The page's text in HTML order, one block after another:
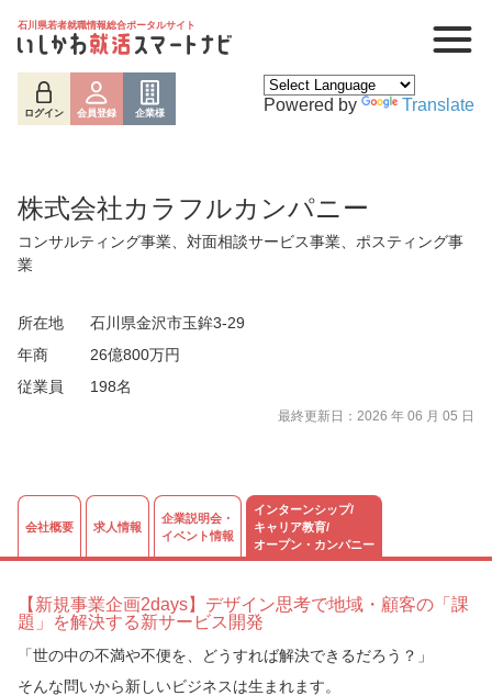
石川県若者就職情報総合ポータルサイト
ログイン 会員登録 企業様 Powered by Translate
株式会社カラフルカンパニー
コンサルティング事業、対面相談サービス事業、ポスティング事
業
所在地
石川県金沢市玉鉾3-29
年商
26億800万円
従業員
198名
最終更新日：2026 年 06 月 05 日
会社概要 求人情報
企業説明会・
イベント情報
インターンシップ/
キャリア教育/
オープン・カンパニー
【新規事業企画2days】デザイン思考で地域・顧客の「課
題」を解決する新サービス開発
「世の中の不満や不便を、どうすれば解決できるだろう？」
そんな問いから新しいビジネスは生まれます。